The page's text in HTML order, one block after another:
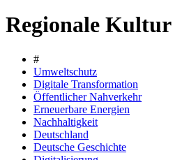
Regionale Kultur
#
Umweltschutz
Digitale Transformation
Öffentlicher Nahverkehr
Erneuerbare Energien
Nachhaltigkeit
Deutschland
Deutsche Geschichte